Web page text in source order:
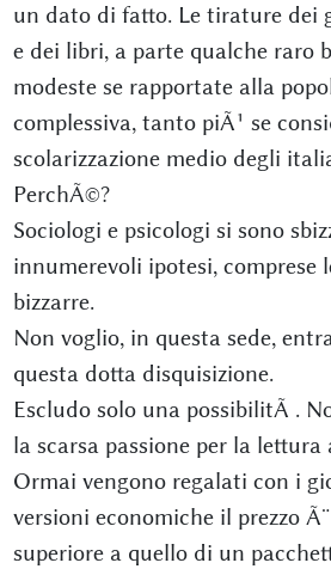
un dato di fatto. Le tirature dei
e dei libri, a parte qualche raro
modeste se rapportate alla
complessiva, tanto piÃ¹ se
scolarizzazione medio degli
PerchÃ©?
Sociologi e psicologi si sono
innumerevoli ipotesi, comprese
bizzarre.
Non voglio, in questa sede,
questa dotta disquisizione.
Escludo solo una possibilitÃ .
la scarsa passione per la
Ormai vengono regalati con i
versioni economiche il prezzo
superiore a quello di un